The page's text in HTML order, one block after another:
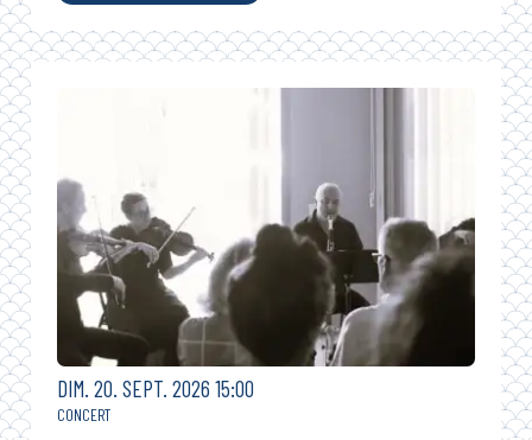
DIMANCHE
DIM. 20. SEPTEMBRE
SEPT. 2026 15:00
CONCERT